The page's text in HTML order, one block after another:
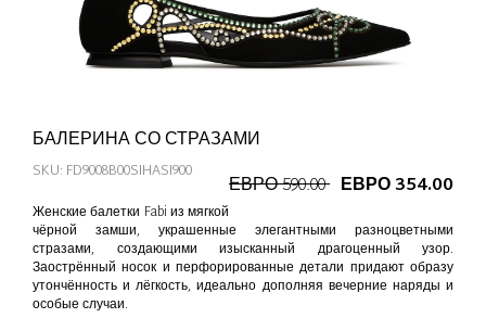
БАЛЕРИНА СО СТРАЗАМИ
ЕВРО 590.00 ЕВРО 354.00
SKU: FD9008B00SIHASI900
Женские балетки Fabi из мягкой
чёрной замши, украшенные элегантными разноцветными
стразами, создающими изысканный драгоценный узор.
Заострённый носок и перфорированные детали придают образу
утончённость и лёгкость, идеально дополняя вечерние наряды и
особые случаи.